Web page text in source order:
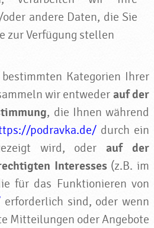
andere Daten, die Sie
zur Verfügung stellen
Kategorien Ihrer
wir entweder auf der
, die Ihnen während
podravka.de/ durch ein
wird, oderauf der
Interesses(z.B. im
für das Funktionieren von
erforderlich sind, oder wenn
Mitteilungen oder Angebote